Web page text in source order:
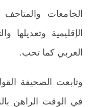
الجامعات
الإقليمية وتعديلها
العربي كما تحب.
وتابعت الصحيفة
في الوقت الراهن